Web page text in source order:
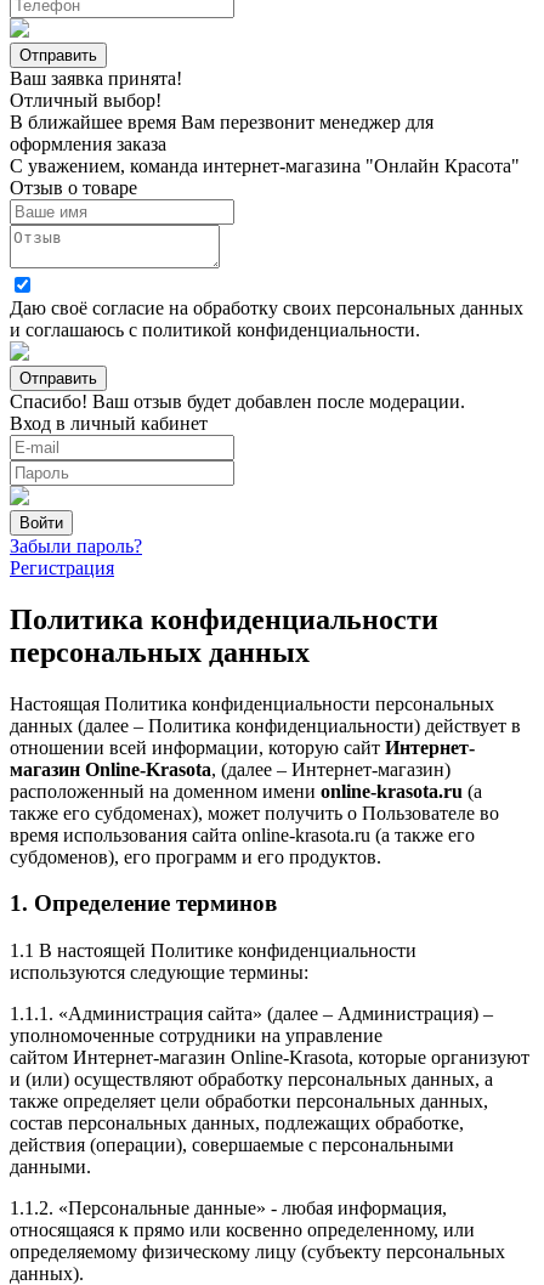
Ваш заявка принята!
Отличный выбор!
В ближайшее время Вам перезвонит менеджер для
оформления заказа
С уважением, команда интернет-магазина "Онлайн Красота"
Отзыв о товаре
Даю своё согласие на обработку своих персональных данных
и соглашаюсь с политикой конфиденциальности.
Спасибо! Ваш отзыв будет добавлен после модерации.
Вход в личный кабинет
Забыли пароль?
Регистрация
Политика конфиденциальности
персональных данных
Настоящая Политика конфиденциальности персональных
данных (далее – Политика конфиденциальности) действует в
отношении всей информации, которую сайт Интернет-
магазин Online-Krasota, (далее – Интернет-магазин)
расположенный на доменном имени online-krasota.ru (а
также его субдоменах), может получить о Пользователе во
время использования сайта online-krasota.ru (а также его
субдоменов), его программ и его продуктов.
1. Определение терминов
1.1 В настоящей Политике конфиденциальности
используются следующие термины:
1.1.1. «Администрация сайта» (далее – Администрация) –
уполномоченные сотрудники на управление
сайтом Интернет-магазин Online-Krasota, которые организуют
и (или) осуществляют обработку персональных данных, а
также определяет цели обработки персональных данных,
состав персональных данных, подлежащих обработке,
действия (операции), совершаемые с персональными
данными.
1.1.2. «Персональные данные» - любая информация,
относящаяся к прямо или косвенно определенному, или
определяемому физическому лицу (субъекту персональных
данных).